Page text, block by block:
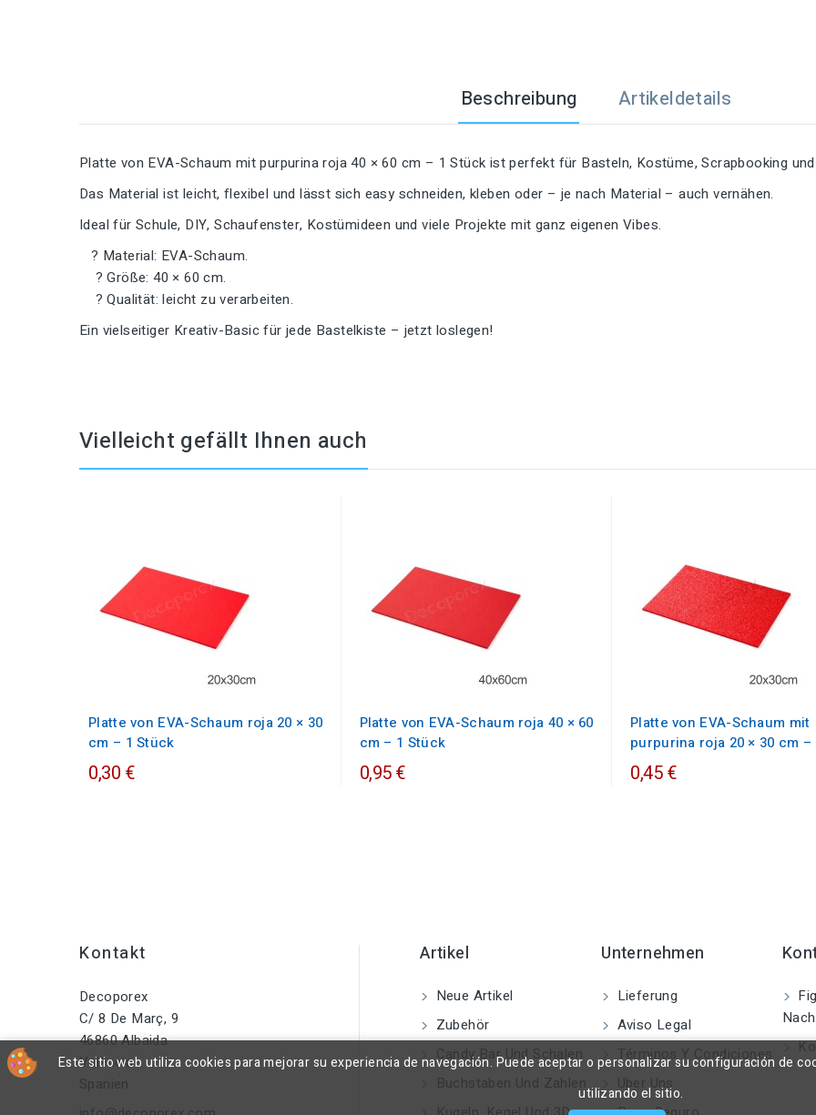
Beschreibung Artikeldetails
Platte von EVA-Schaum mit purpurina roja 40 × 60 cm – 1 Stück ist perfekt für Basteln, Kostüme, Scrapbooking
Das Material ist leicht, flexibel und lässt sich easy schneiden, kleben oder – je nach Material – auch vernähen.
Ideal für Schule, DIY, Schaufenster, Kostümideen und viele Projekte mit ganz eigenen Vibes.
? Material: EVA-Schaum.
? Größe: 40 × 60 cm.
? Qualität: leicht zu verarbeiten.
Ein vielseitiger Kreativ-Basic für jede Bastelkiste – jetzt loslegen!
Vielleicht gefällt Ihnen auch
Platte von EVA-Schaum roja 20 × 30
cm – 1 Stück
0,30 €
Platte von EVA-Schaum roja 40 × 60
cm – 1 Stück
0,95 €
Platte von EVA-Schaum mit
purpurina roja 20 × 30 cm –
0,45 €
Kontakt
Decoporex
C/ 8 De Març, 9
46860 Albaida
València
Spanien
Artikel
Neue Artikel
Zubehör
Candy Bar Und Schalen
Buchstaben Und Zahlen
Unternehmen
Lieferung
Aviso Legal
Términos Y Condiciones
Uber Uns
Este sitio web utiliza cookies para mejorar su experiencia de navegación. Puede aceptar o personalizar su configuración de
utilizando el sitio.